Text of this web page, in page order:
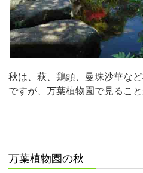
秋は、萩、鶏頭、曼珠沙華な
ですが、万葉植物園で見ること
万葉植物園の秋